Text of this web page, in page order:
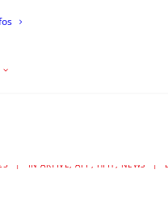
| INAKTIVE,APP , HFI1 , NEWS |